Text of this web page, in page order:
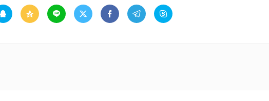
      